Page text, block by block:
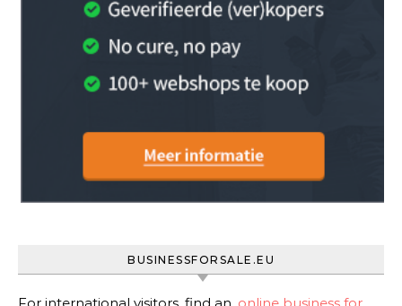
BUSINESSFORSALE.EU